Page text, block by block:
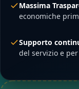
Massima
economiche
Supporto
del servizio e